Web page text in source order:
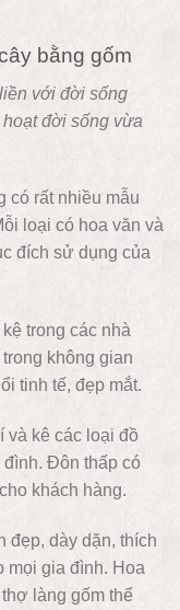
bằng gốm
với đời sống
đời sống vừa
có rất nhiều mẫu
loại có hoa văn và
đích sử dụng của
trong các nhà
không gian
tinh tế, đẹp mắt.
và kê các loại đồ
đình. Đôn thấp có
khách hàng.
đẹp, dày dặn, thích
mọi gia đình. Hoa
làng gốm thể